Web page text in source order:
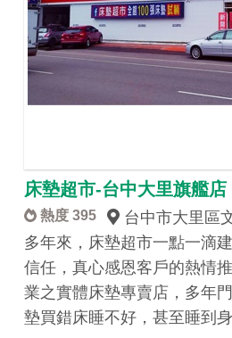
床墊超市-台中大里旗艦店
熱度 395
台中市大里區
多年來，床墊超市一點一滴
信任，真心感恩客戶的熱情
業之實體床墊專賣店，多年
墊買錯床睡不好，甚至睡到